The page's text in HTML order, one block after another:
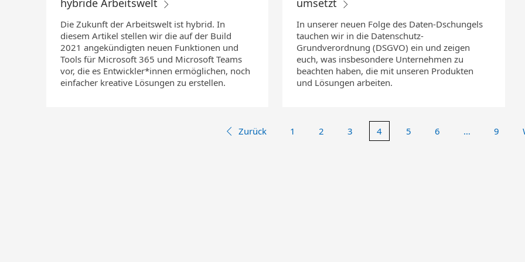
hybride Arbeitswelt
Die Zukunft der Arbeitswelt ist hybrid. In
diesem Artikel stellen wir die auf der Build
2021 angekündigten neuen Funktionen und
Tools für Microsoft 365 und Microsoft Teams
vor, die es Entwickler*innen ermöglichen, noch
einfacher kreative Lösungen zu erstellen.
umsetzt
In unserer neuen Folge des Daten-Dschungels
tauchen wir in die Datenschutz-
Grundverordnung (DSGVO) ein und zeigen
euch, was insbesondere Unternehmen zu
beachten haben, die mit unseren Produkten
und Lösungen arbeiten.
Zurück 1 2 3 4 5 6 … 9